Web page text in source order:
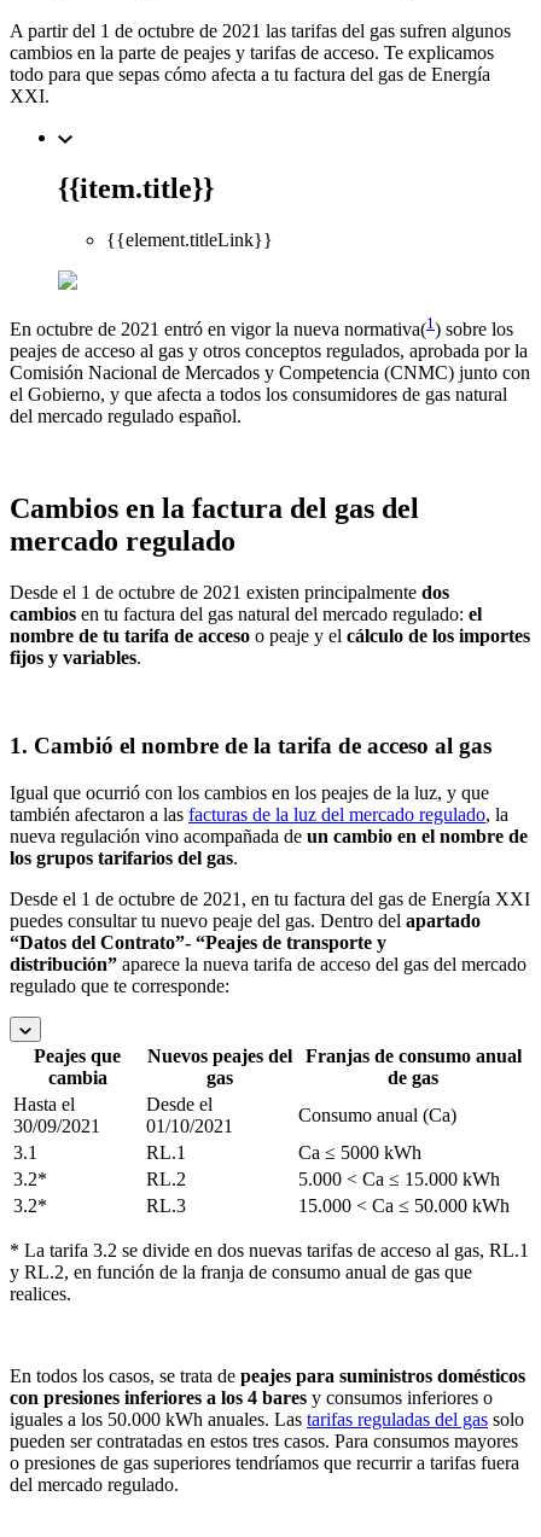
A partir del 1 de octubre de 2021 las tarifas del gas sufren algunos
cambios en la parte de peajes y tarifas de acceso. Te explicamos
todo para que sepas cómo afecta a tu factura del gas de Energía
XXI.
{{item.title}}
{{element.titleLink}}
En octubre de 2021 entró en vigor la nueva normativa(1) sobre los
peajes de acceso al gas y otros conceptos regulados, aprobada por la
Comisión Nacional de Mercados y Competencia (CNMC) junto con
el Gobierno, y que afecta a todos los consumidores de gas natural
del mercado regulado español.
Cambios en la factura del gas del
mercado regulado
Desde el 1 de octubre de 2021 existen principalmente dos
cambios en tu factura del gas natural del mercado regulado: el
nombre de tu tarifa de acceso o peaje y el cálculo de los importes
fijos y variables.
1. Cambió el nombre de la tarifa de acceso al gas
Igual que ocurrió con los cambios en los peajes de la luz, y que
también afectaron a las facturas de la luz del mercado regulado, la
nueva regulación vino acompañada de un cambio en el nombre de
los grupos tarifarios del gas.
Desde el 1 de octubre de 2021, en tu factura del gas de Energía XXI
puedes consultar tu nuevo peaje del gas. Dentro del apartado
“Datos del Contrato”- “Peajes de transporte y
distribución” aparece la nueva tarifa de acceso del gas del mercado
regulado que te corresponde:
Peajes que
cambia
Nuevos peajes del
gas
Franjas de consumo anual
de gas
Hasta el
30/09/2021
Desde el
01/10/2021
Consumo anual (Ca)
3.1
RL.1
Ca ≤ 5000 kWh
3.2*
RL.2
5.000 < Ca ≤ 15.000 kWh
3.2*
RL.3 15.000 < Ca ≤ 50.000 kWh
* La tarifa 3.2 se divide en dos nuevas tarifas de acceso al gas, RL.1
y RL.2, en función de la franja de consumo anual de gas que
realices.
En todos los casos, se trata de peajes para suministros domésticos
con presiones inferiores a los 4 bares y consumos inferiores o
iguales a los 50.000 kWh anuales. Las tarifas reguladas del gas solo
pueden ser contratadas en estos tres casos. Para consumos mayores
o presiones de gas superiores tendríamos que recurrir a tarifas fuera
del mercado regulado.